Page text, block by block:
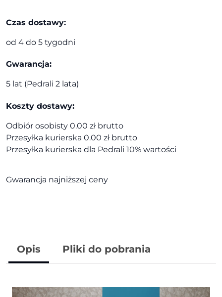
Czas dostawy:
od 4 do 5 tygodni
Gwarancja:
5 lat (Pedrali 2 lata)
Koszty dostawy:
Odbiór osobisty 0.00 zł brutto
Przesyłka kurierska 0.00 zł brutto
Przesyłka kurierska dla Pedrali 10% wartości
Gwarancja najniższej ceny
Opis Pliki do pobrania